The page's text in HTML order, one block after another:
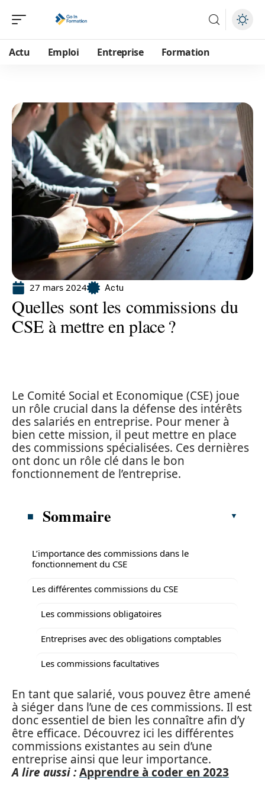
Actu Emploi Entreprise Formation
27 mars 2024 Actu
Quelles sont les commissions du
CSE à mettre en place ?
Le Comité Social et Economique (CSE) joue
un rôle crucial dans la défense des intérêts
des salariés en entreprise. Pour mener à
bien cette mission, il peut mettre en place
des commissions spécialisées. Ces dernières
ont donc un rôle clé dans le bon
fonctionnement de l’entreprise.
Sommaire
L’importance des commissions dans le
fonctionnement du CSE
Les différentes commissions du CSE
Les commissions obligatoires
Entreprises avec des obligations comptables
Les commissions facultatives
En tant que salarié, vous pouvez être amené
à siéger dans l’une de ces commissions. Il est
donc essentiel de bien les connaître afin d’y
être efficace. Découvrez ici les différentes
commissions existantes au sein d’une
entreprise ainsi que leur importance.
A lire aussi :Apprendre à coder en 2023